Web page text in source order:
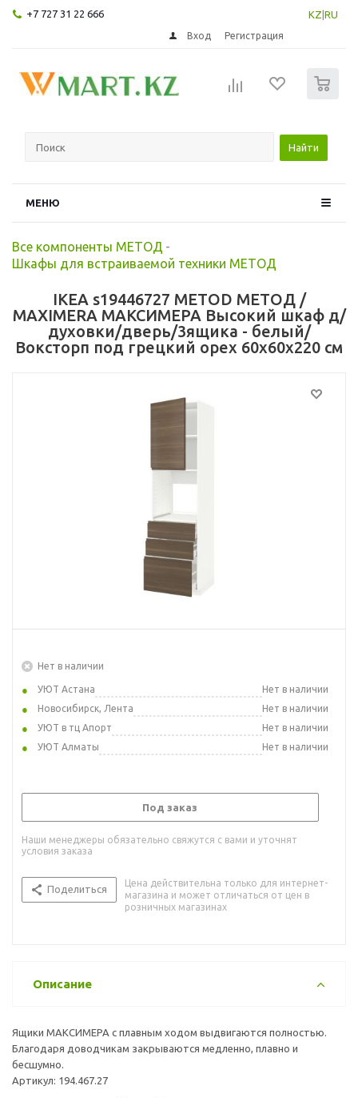
+7 727 31 22 666 KZ RU
Вход Регистрация
Найти
МЕНЮ
Все компоненты МЕТОД -
Шкафы для встраиваемой техники МЕТОД
IKEA s19446727 METOD МЕТОД /
MAXIMERA МАКСИМЕРА Высокий шкаф д/
духовки/дверь/3ящика - белый/
Воксторп под грецкий орех 60x60x220 см
Нет в наличии
УЮТ Астана
Нет в наличии
Новосибирск, Лента
Нет в наличии
УЮТ в тц Апорт
Нет в наличии
УЮТ Алматы
Нет в наличии
Под заказ
Наши менеджеры обязательно свяжутся с вами и уточнят
условия заказа
Поделиться
Цена действительна только для интернет-
магазина и может отличаться от цен в
розничных магазинах
Описание
Ящики МАКСИМЕРА с плавным ходом выдвигаются полностью.
Благодаря доводчикам закрываются медленно, плавно и
бесшумно.
Артикул: 194.467.27